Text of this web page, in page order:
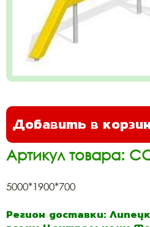
Добавить в
Артикул товара:
5000*1900*700
Регион доставки: